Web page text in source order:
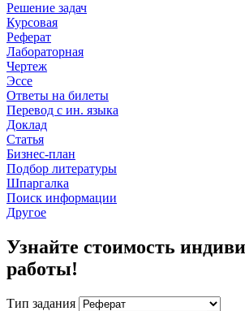
Решение задач
Курсовая
Реферат
Лабораторная
Чертеж
Эссе
Ответы на билеты
Перевод с ин. языка
Доклад
Статья
Бизнес-план
Подбор литературы
Шпаргалка
Поиск информации
Другое
Узнайте стоимость
работы!
Тип задания